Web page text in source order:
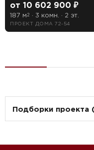
от 10 602 900 ₽
187 м2 · 3 комн. · 2 эт.
ПРОЕКТ ДОМА 72-54
Подборки проекта